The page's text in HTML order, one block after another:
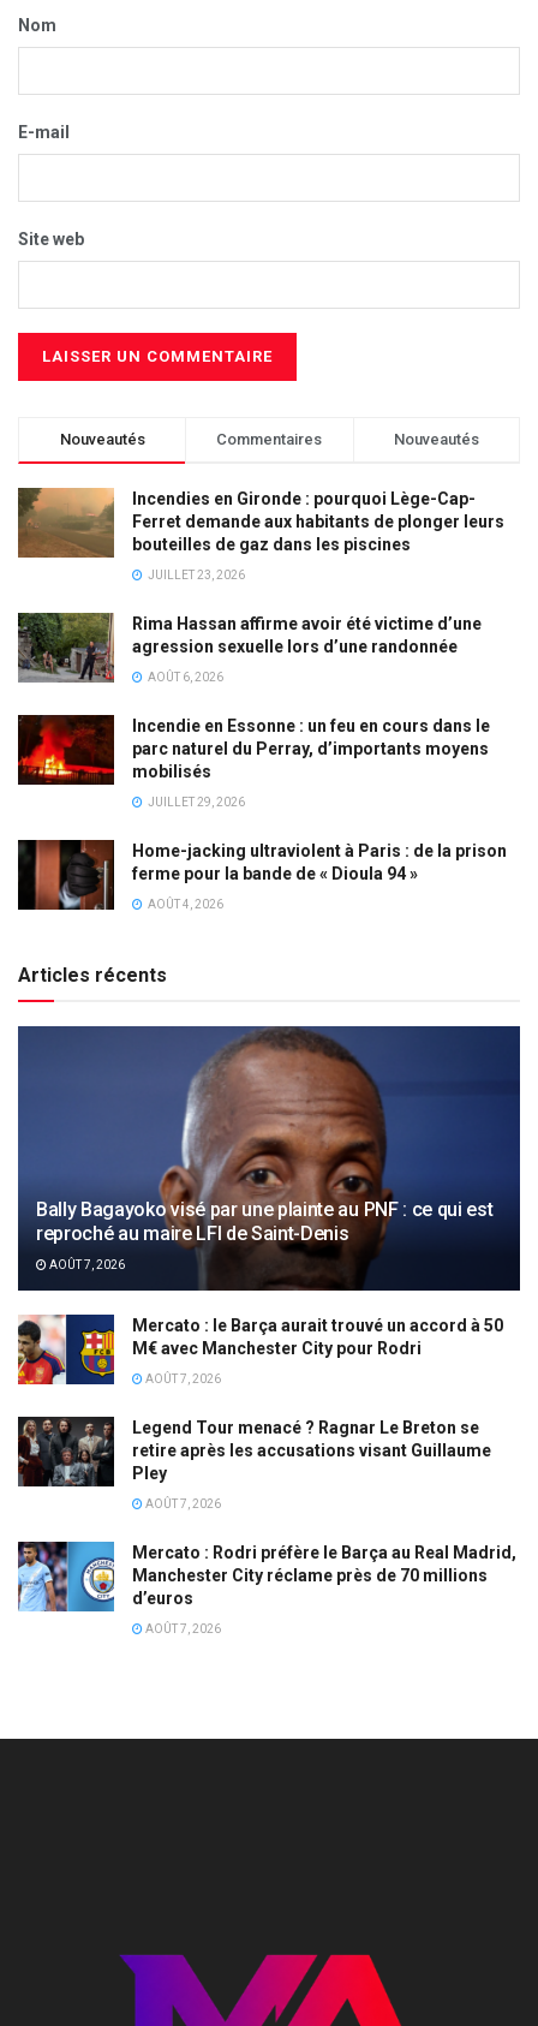
Nom
E-mail
Site web
Nouveautés Commentaires Nouveautés
Incendies en Gironde : pourquoi Lège-Cap-
Ferret demande aux habitants de plonger leurs
bouteilles de gaz dans les piscines
JUILLET 23, 2026
Rima Hassan affirme avoir été victime d’une
agression sexuelle lors d’une randonnée
AOÛT 6, 2026
Incendie en Essonne : un feu en cours dans le
parc naturel du Perray, d’importants moyens
mobilisés
JUILLET 29, 2026
Home-jacking ultraviolent à Paris : de la prison
ferme pour la bande de « Dioula 94 »
AOÛT 4, 2026
Articles récents
Bally Bagayoko visé par une plainte au PNF : ce qui est
reproché au maire LFI de Saint-Denis
AOÛT 7, 2026
Mercato : le Barça aurait trouvé un accord à 50
M€ avec Manchester City pour Rodri
AOÛT 7, 2026
Legend Tour menacé ? Ragnar Le Breton se
retire après les accusations visant Guillaume
Pley
AOÛT 7, 2026
Mercato : Rodri préfère le Barça au Real Madrid,
Manchester City réclame près de 70 millions
d’euros
AOÛT 7, 2026